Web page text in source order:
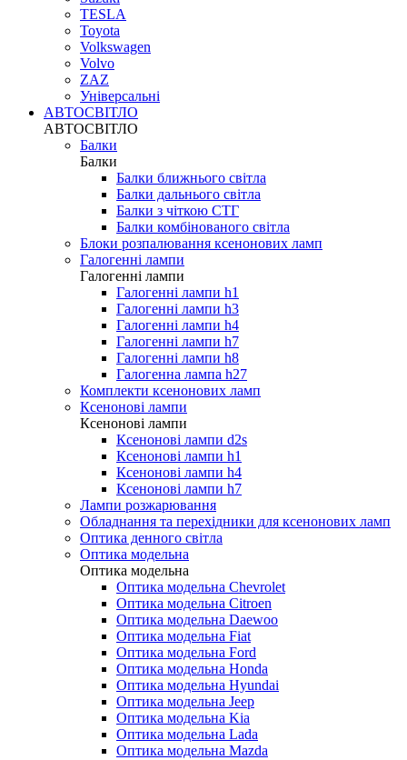
TESLA
Toyota
Volkswagen
Volvo
ZAZ
Універсальні
АВТОСВІТЛО
АВТОСВІТЛО
Балки
Балки
Балки ближнього світла
Балки дальнього світла
Балки з чіткою СТГ
Балки комбінованого світла
Блоки розпалювання ксенонових ламп
Галогенні лампи
Галогенні лампи
Галогенні лампи h1
Галогенні лампи h3
Галогенні лампи h4
Галогенні лампи h7
Галогенні лампи h8
Галогенна лампа h27
Комплекти ксенонових ламп
Ксенонові лампи
Ксенонові лампи
Ксенонові лампи d2s
Ксенонові лампи h1
Ксенонові лампи h4
Ксенонові лампи h7
Лампи розжарювання
Обладнання та перехідники для ксенонових ламп
Оптика денного світла
Оптика модельна
Оптика модельна
Оптика модельна Chevrolet
Оптика модельна Citroen
Оптика модельна Daewoo
Оптика модельна Fiat
Оптика модельна Ford
Оптика модельна Honda
Оптика модельна Hyundai
Оптика модельна Jeep
Оптика модельна Kia
Оптика модельна Lada
Оптика модельна Mazda